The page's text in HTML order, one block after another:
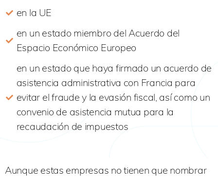
en la UE
en un estado miembro del Acuerdo del
Espacio Económico Europeo
en un estado que haya firmado un acuerdo de
asistencia administrativa con Francia para
evitar el fraude y la evasión fiscal, así como un
convenio de asistencia mutua para la
recaudación de impuestos
Aunque estas empresas no tienen que nombrar